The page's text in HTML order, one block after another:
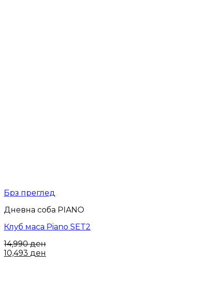
Брз преглед
Дневна соба PIANO
Клуб маса Piano SET2
14,990ден
10,493 ден